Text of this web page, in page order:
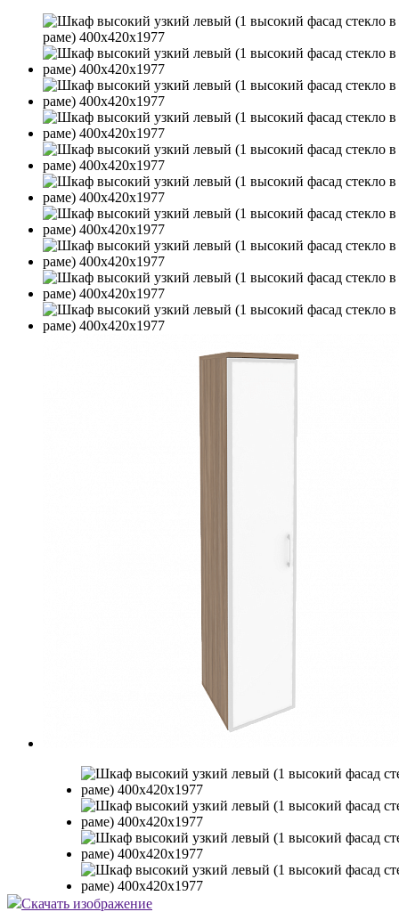
Скачать изображение